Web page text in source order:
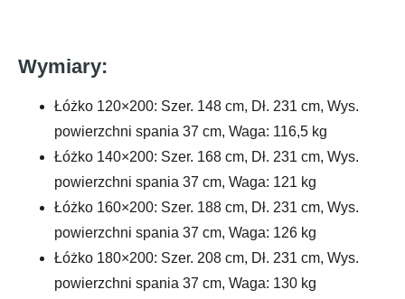
Wymiary:
Łóżko 120×200: Szer. 148 cm, Dł. 231 cm, Wys.
powierzchni spania 37 cm, Waga: 116,5 kg
Łóżko 140×200: Szer. 168 cm, Dł. 231 cm, Wys.
powierzchni spania 37 cm, Waga: 121 kg
Łóżko 160×200: Szer. 188 cm, Dł. 231 cm, Wys.
powierzchni spania 37 cm, Waga: 126 kg
Łóżko 180×200: Szer. 208 cm, Dł. 231 cm, Wys.
powierzchni spania 37 cm, Waga: 130 kg